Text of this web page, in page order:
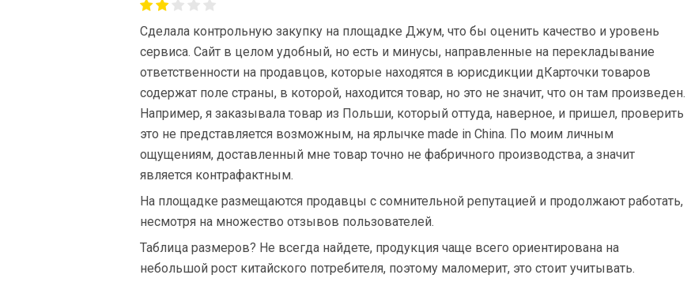
Сделала контрольную закупку на площадке Джум, что бы оценить качество и уровень
сервиса. Сайт в целом удобный, но есть и минусы, направленные на перекладывание
ответственности на продавцов, которые находятся в юрисдикции дКарточки товаров
содержат поле страны, в которой, находится товар, но это не значит, что он там произведен.
Например, я заказывала товар из Польши, который оттуда, наверное, и пришел, проверить
это не представляется возможным, на ярлычке made in China. По моим личным
ощущениям, доставленный мне товар точно не фабричного производства, а значит
является контрафактным.
На площадке размещаются продавцы с сомнительной репутацией и продолжают работать,
несмотря на множество отзывов пользователей.
Таблица размеров? Не всегда найдете, продукция чаще всего ориентирована на
небольшой рост китайского потребителя, поэтому маломерит, это стоит учитывать.